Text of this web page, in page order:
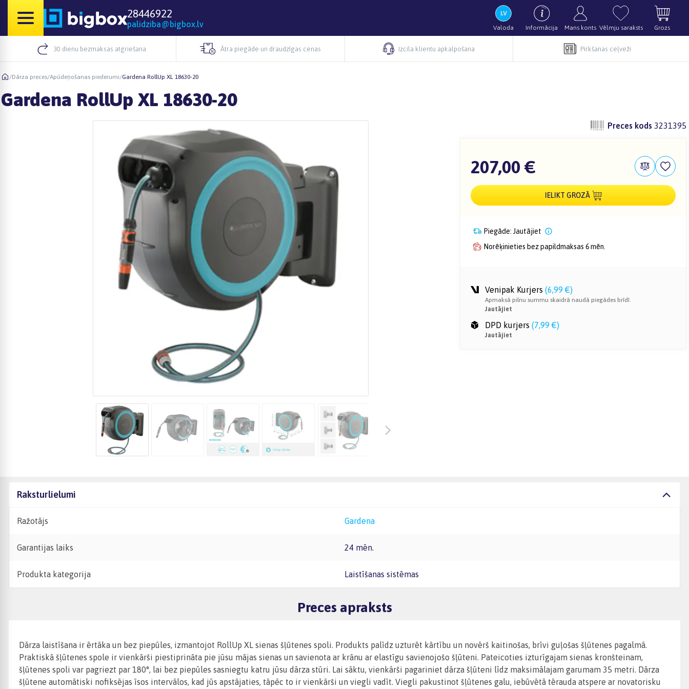
28446922
palidziba@bigbox.lv Valoda Informācija Mans konts Vēlmju saraksts Grozs
30 dienu bezmaksas atgriešana Ātra piegāde un draudzīgas cenas Izcila klientu apkalpošana Pirkšanas ceļveži
/Dārza preces/Apūdeņošanas piederumi/Gardena RollUp XL 18630-20
Gardena RollUp XL 18630-20
Preces kods 3231395
207,00 €
IELIKT GROZĀ
Piegāde: Jautājiet
Norēķinieties bez papildmaksas 6 mēn.
Venipak Kurjers (6,99 €)
Apmaksā pilnu summu skaidrā naudā piegādes brīdī.
Jautājiet
DPD kurjers (7,99 €)
Jautājiet
Raksturlielumi
Ražotājs Gardena
Garantijas laiks 24 mēn.
Produkta kategorija Laistīšanas sistēmas
Preces apraksts
Dārza laistīšana ir ērtāka un bez piepūles, izmantojot RollUp XL sienas šļūtenes spoli. Produkts palīdz uzturēt kārtību un novērš kaitinošas, brīvi guļošas šļūtenes pagalmā.
Praktiskā šļūtenes spole ir vienkārši piestiprināta pie jūsu mājas sienas un savienota ar krānu ar elastīgu savienojošo šļūteni. Pateicoties izturīgajam sienas kronšteinam,
šļūtenes spoli var pagriezt par 180°, lai bez piepūles sasniegtu katru jūsu dārza stūri. Lai sāktu, vienkārši pagariniet dārza šļūteni līdz maksimālajam garumam 35 metri. Dārza
šļūtene automātiski nofiksējas īsos intervālos, kad jūs apstājaties, tāpēc to ir vienkārši un viegli vadīt. Viegli pakustinot šļūtenes galu, iebūvētā tērauda atspere ar novatorisku